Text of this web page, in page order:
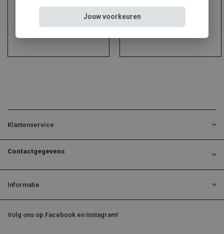
Audi Alfa Romeo
Klantenservice
Contactgegevens
Informatie
Volg ons op Facebook en Instagram!
Jouw voorkeuren